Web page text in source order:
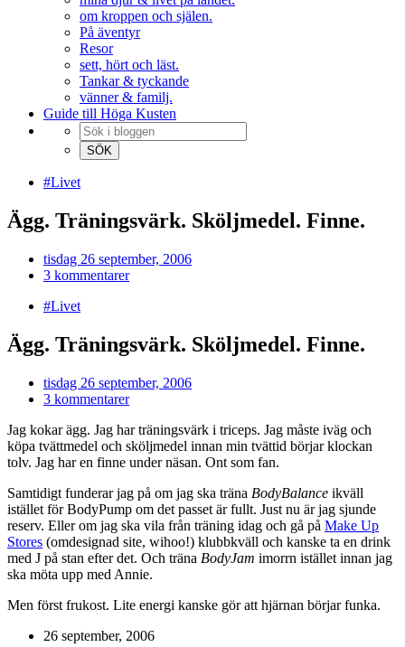
om kroppen och själen.
På äventyr
Resor
sett, hört och läst.
Tankar & tyckande
vänner & familj.
Guide till Höga Kusten
#Livet
Ägg. Träningsvärk. Sköljmedel. Finne.
tisdag 26 september, 2006
3 kommentarer
#Livet
Ägg. Träningsvärk. Sköljmedel. Finne.
tisdag 26 september, 2006
3 kommentarer
Jag kokar ägg. Jag har träningsvärk i triceps. Jag måste iväg och
köpa tvättmedel och sköljmedel innan min tvättid börjar klockan
tolv. Jag har en finne under näsan. Ont som fan.
Samtidigt funderar jag på om jag ska träna BodyBalance ikväll
istället för BodyPump om det passet är fullt. Just nu är jag sjunde
reserv. Eller om jag ska vila från träning idag och gå på Make Up
Stores (omdesignad site, wihoo!) klubbkväll och kanske ta en drink
med J på stan efter det. Och träna BodyJam imorrn istället innan jag
ska möta upp med Annie.
Men först frukost. Lite energi kanske gör att hjärnan börjar funka.
26 september, 2006